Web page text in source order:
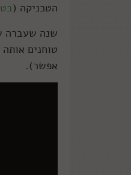
הטכניקה (
שנה שעברה
טוחנים
אפשר).